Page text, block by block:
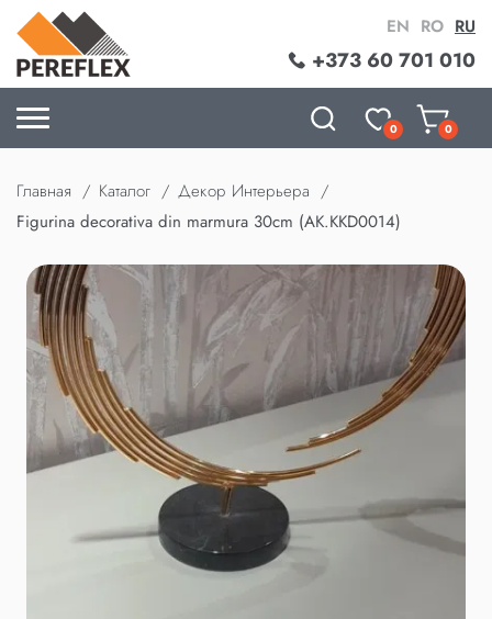
+373 60 701 010
EN RO RU
0 0
Главная Каталог
Декор Интерьера
Figurina decorativa din marmura 30cm (AK.KKD0014)